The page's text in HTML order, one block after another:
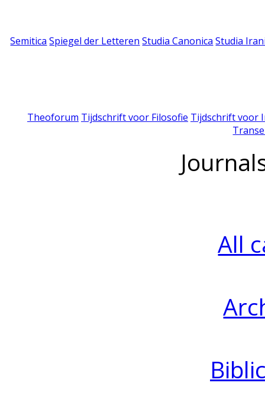
Semitica Spiegel der Letteren Studia Canonica Studia
Theoforum Tijdschrift voor Filosofie Tijdschrift voor
All